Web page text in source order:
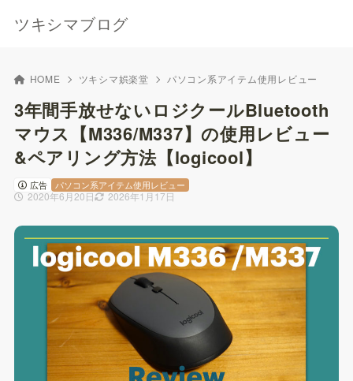
ツキシマブログ
HOME ツキシマ娯楽堂 パソコン系アイテム使用レビュー
3年間手放せないロジクールBluetooth
マウス【M336/M337】の使用レビュー
&ペアリング方法【logicool】
広告
2020年6月20日 2026年1月17日
パソコン系アイテム使用レビュー